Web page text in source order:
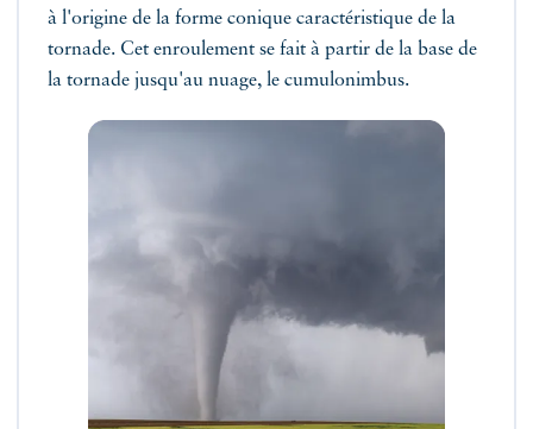
à l'origine de la forme conique caractéristique de la
tornade. Cet enroulement se fait à partir de la base de
la tornade jusqu'au nuage, le cumulonimbus.